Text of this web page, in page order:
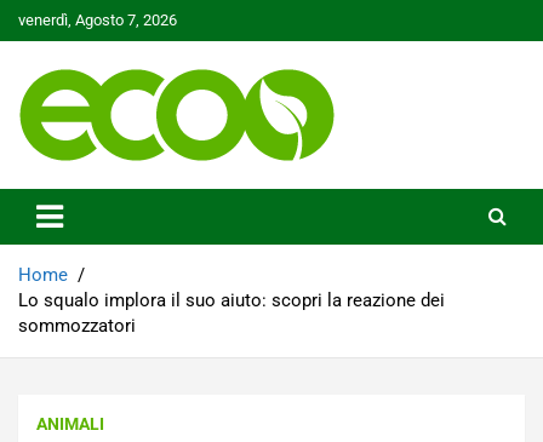
to
venerdì, Agosto 7, 2026
Ecoo.it
Home
Lo squalo implora il suo aiuto: scopri la reazione dei
sommozzatori
ANIMALI